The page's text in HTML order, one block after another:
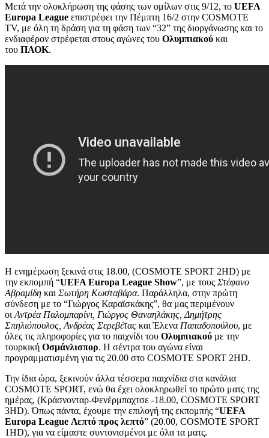
Μετά την ολοκλήρωση της φάσης των ομίλων στις 9/12, το UEFA
Europa League επιστρέφει την Πέμπτη 16/2 στην COSMOTE
TV, με όλη τη δράση για τη φάση των “32” της διοργάνωσης και το
ενδιαφέρον στρέφεται στους αγώνες του Ολυμπιακού και
του ΠΑΟΚ.
Η ενημέρωση ξεκινά στις 18.00, (COSMOTE SPORT 2HD) με
την εκπομπή “UEFA Europa League Show”, με τους Στέφανο
Αβραμίδη και Σωτήρη Κωσταβάρα. Παράλληλα, στην πρώτη
σύνδεση με το “Γιώργος Καραϊσκάκης”, θα μας περιμένουν
οι Αντρέα Παλομπαρίνι, Γιώργος Θαναηλάκης, Δημήτρης
Σπηλιόπουλος, Ανδρέας Σερεβέτας και Έλενα Παπαδοπούλου, με
όλες τις πληροφορίες για το παιχνίδι του Ολυμπιακού με την
τουρκική Οσμάνλισπορ. Η σέντρα του αγώνα είναι
προγραμματισμένη για τις 20.00 στο COSMOTE SPORT 2HD.
Την ίδια ώρα, ξεκινούν άλλα τέσσερα παιχνίδια στα κανάλια
COSMOTE SPORT, ενώ θα έχει ολοκληρωθεί το πρώτο ματς της
ημέρας, (Κράσνονταρ-Φενέρμπαχτσε -18.00, COSMOTE SPORT
3HD). Όπως πάντα, έχουμε την επιλογή της εκπομπής “UEFA
Europa League Λεπτό προς λεπτό” (20.00, COSMOTE SPORT
1HD), για να είμαστε συντονισμένοι με όλα τα ματς.